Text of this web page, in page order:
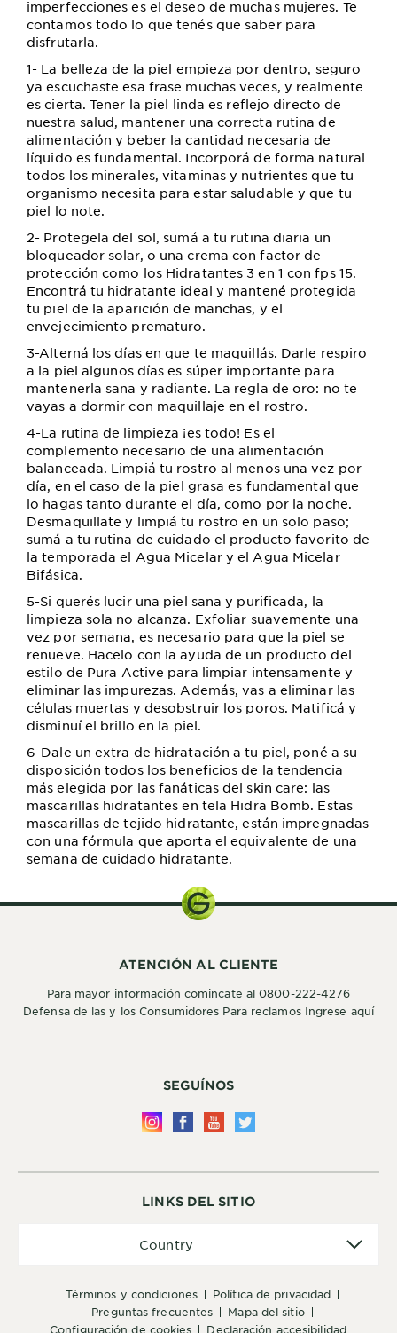
imperfecciones es el deseo de muchas mujeres. Te
contamos todo lo que tenés que saber para
disfrutarla.
1- La belleza de la piel empieza por dentro, seguro
ya escuchaste esa frase muchas veces, y realmente
es cierta. Tener la piel linda es reflejo directo de
nuestra salud, mantener una correcta rutina de
alimentación y beber la cantidad necesaria de
líquido es fundamental. Incorporá de forma natural
todos los minerales, vitaminas y nutrientes que tu
organismo necesita para estar saludable y que tu
piel lo note.
2- Protegela del sol, sumá a tu rutina diaria un
bloqueador solar, o una crema con factor de
protección como los Hidratantes 3 en 1 con fps 15.
Encontrá tu hidratante ideal y mantené protegida
tu piel de la aparición de manchas, y el
envejecimiento prematuro.
3-Alterná los días en que te maquillás. Darle respiro
a la piel algunos días es súper importante para
mantenerla sana y radiante. La regla de oro: no te
vayas a dormir con maquillaje en el rostro.
4-La rutina de limpieza ¡es todo! Es el
complemento necesario de una alimentación
balanceada. Limpiá tu rostro al menos una vez por
día, en el caso de la piel grasa es fundamental que
lo hagas tanto durante el día, como por la noche.
Desmaquillate y limpiá tu rostro en un solo paso;
sumá a tu rutina de cuidado el producto favorito de
la temporada el Agua Micelar y el Agua Micelar
Bifásica.
5-Si querés lucir una piel sana y purificada, la
limpieza sola no alcanza. Exfoliar suavemente una
vez por semana, es necesario para que la piel se
renueve. Hacelo con la ayuda de un producto del
estilo de Pura Active para limpiar intensamente y
eliminar las impurezas. Además, vas a eliminar las
células muertas y desobstruir los poros. Matificá y
disminuí el brillo en la piel.
6-Dale un extra de hidratación a tu piel, poné a su
disposición todos los beneficios de la tendencia
más elegida por las fanáticas del skin care: las
mascarillas hidratantes en tela Hidra Bomb. Estas
mascarillas de tejido hidratante, están impregnadas
con una fórmula que aporta el equivalente de una
semana de cuidado hidratante.
LINKS DEL SITIO
términos y condiciones
política de privacidad
preguntas frecuentes
mapa del sitio
configuración de cookies
declaración accesibilidad
Country
SEGUÍNOS
ATENCIÓN AL CLIENTE
Para mayor información comincate al 0800-222-4276
Defensa de las y los Consumidores Para reclamos Ingrese aquí